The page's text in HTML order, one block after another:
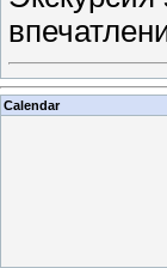
Calendar